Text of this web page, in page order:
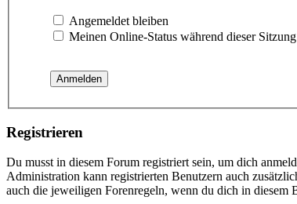
Angemeldet bleiben
Meinen Online-Status während dieser
Registrieren
Du musst in diesem Forum registriert sein, um dich
Administration kann registrierten Benutzern auch
auch die jeweiligen Forenregeln, wenn du dich in diesem